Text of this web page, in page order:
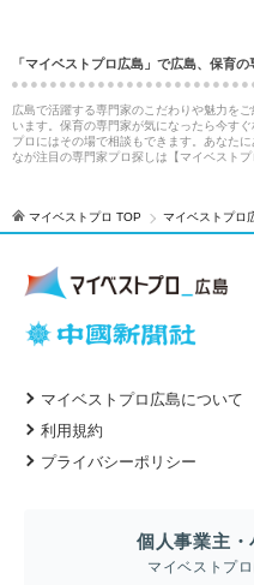
「マイベストプロ広島」で広島、保育
広島で活躍する専門家のこだわりや魅力を
います。保育の専門家が気になったら今す
プロにはその場で相談もできます。あなた
なが注目の専門家プロ探しは【マイベストプ
マイベストプロ TOP マイベストプロ
マイベストプロ広島について
利用規約
プライバシーポリシー
個人事業主
マイベストプ